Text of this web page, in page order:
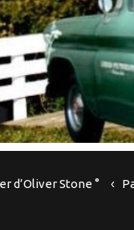
d’Oliver Stone °